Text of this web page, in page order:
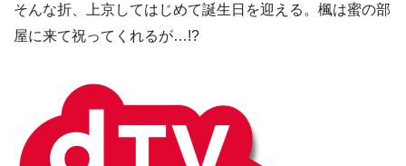
そんな折、上京してはじめて誕生日を迎える。楓は蜜の部
屋に来て祝ってくれるが…!?